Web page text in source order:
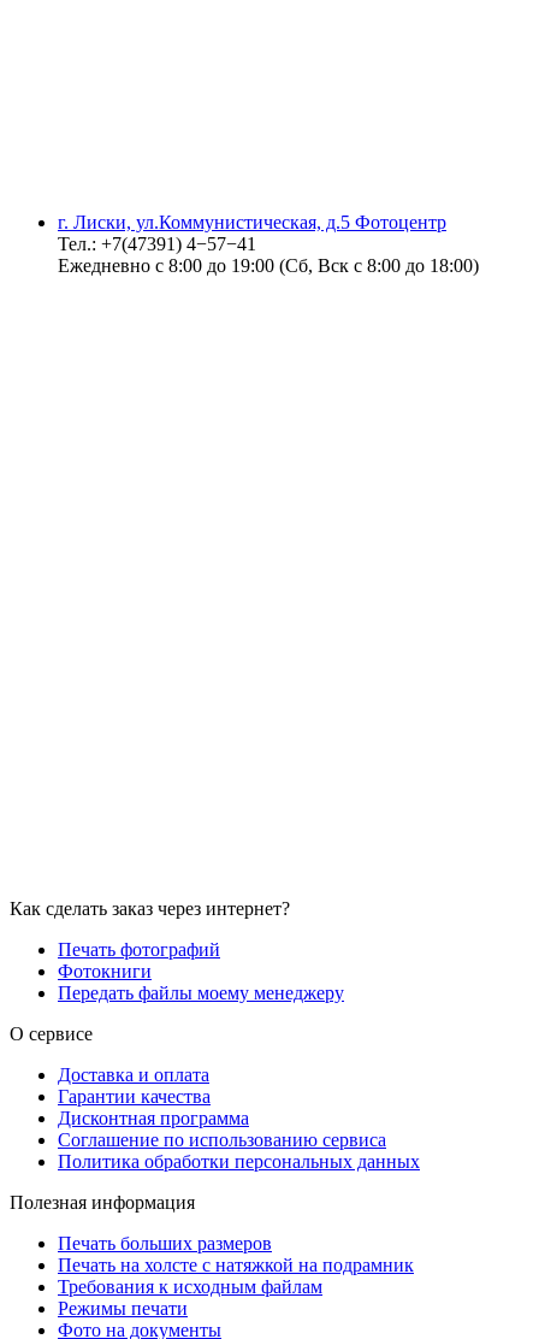
г. Лиски, ул.Коммунистическая, д.5 Фотоцентр
Тел.: +7(47391) 4−57−41
Ежедневно с 8:00 до 19:00 (Сб, Вск с 8:00 до 18:00)
Как сделать заказ через интернет?
Печать фотографий
Фотокниги
Передать файлы моему менеджеру
О сервисе
Доставка и оплата
Гарантии качества
Дисконтная программа
Соглашение по использованию сервиса
Политика обработки персональных данных
Полезная информация
Печать больших размеров
Печать на холсте c натяжкой на подрамник
Требования к исходным файлам
Режимы печати
Фото на документы